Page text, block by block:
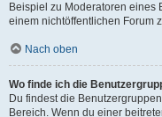
Beispiel zu Moderatoren eines
einem nichtöffentlichen Forum
Nach oben
Wo finde ich die
Du findest die
Bereich. Wenn du einer